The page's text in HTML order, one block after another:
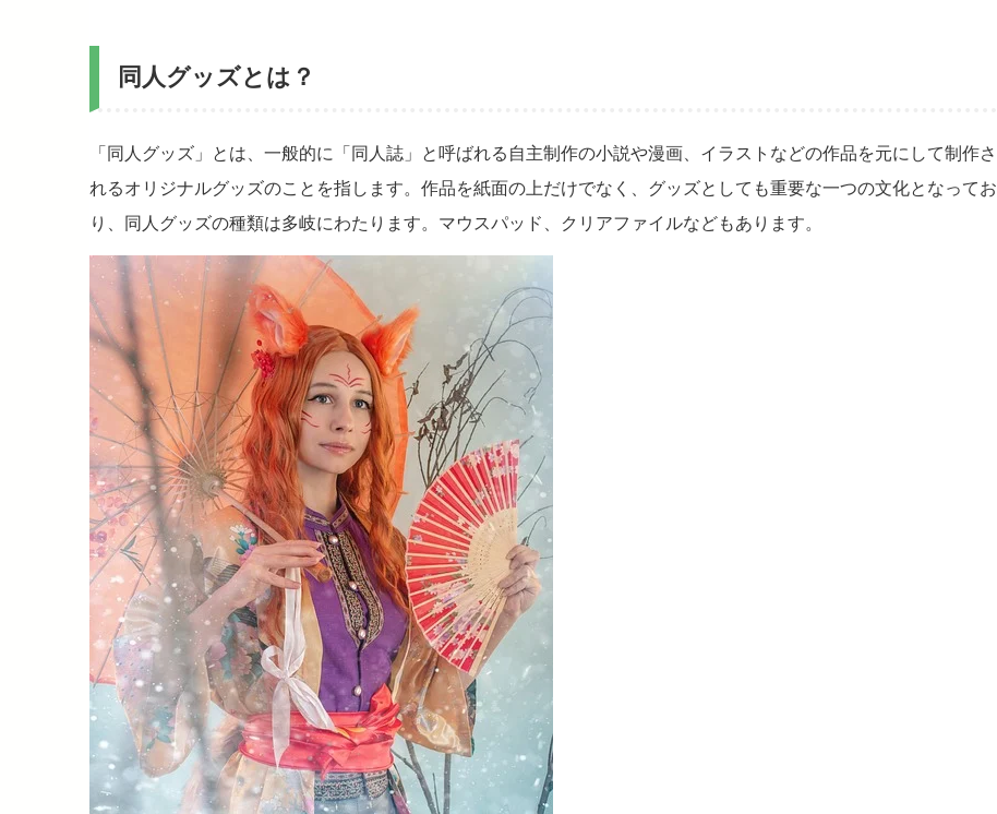
同人グッズとは？
「同人グッズ」とは、一般的に「同人誌」と呼ばれる自主制作の小説や漫画、イラストなどの作品を元にして制作さ
れるオリジナルグッズのことを指します。作品を紙面の上だけでなく、グッズとしても重要な一つの文化となってお
り、同人グッズの種類は多岐にわたります。マウスパッド、クリアファイルなどもあります。